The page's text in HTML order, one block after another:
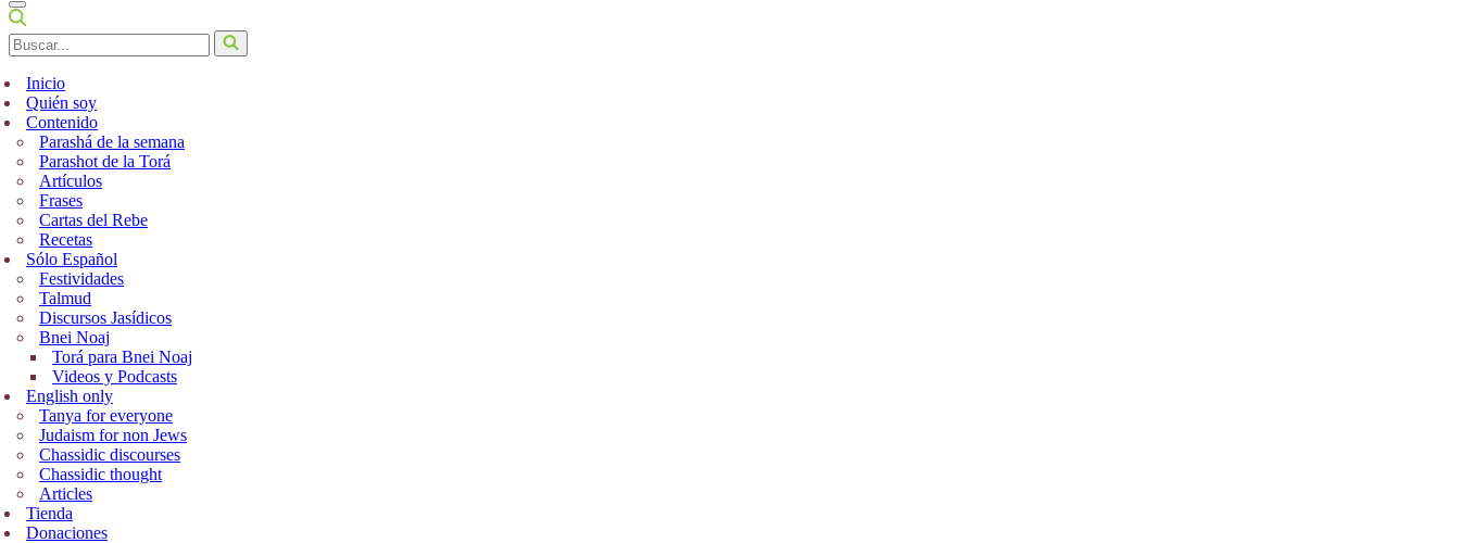
Menú
de
navegación
Buscar...
Inicio
Quién soy
Contenido
Parashá de la semana
Parashot de la Torá
Artículos
Frases
Cartas del Rebe
Recetas
Sólo Español
Festividades
Talmud
Discursos Jasídicos
Bnei Noaj
Torá para Bnei Noaj
Videos y Podcasts
English only
Tanya for everyone
Judaism for non Jews
Chassidic discourses
Chassidic thought
Articles
Tienda
Donaciones